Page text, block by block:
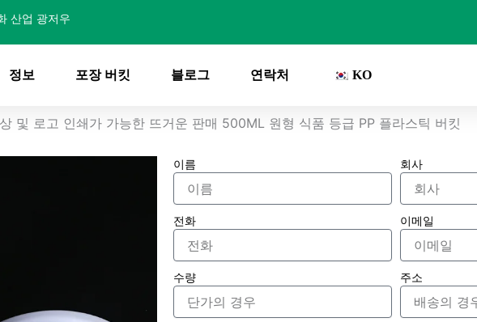
산업 광저우
정보 포장 버킷 블로그 연락처 KO
및 로고 인쇄가 가능한 뜨거운 판매 500ML 원형 식품 등급 PP 플라스틱 버킷
이름 회사
전화 이메일
수량 주소